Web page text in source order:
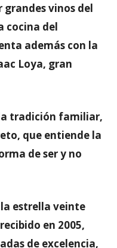
vinos del
cocina del
además con la
Loya, gran
tradición familiar,
que entiende la
de ser y no
estrella veinte
en 2005,
de excelencia,